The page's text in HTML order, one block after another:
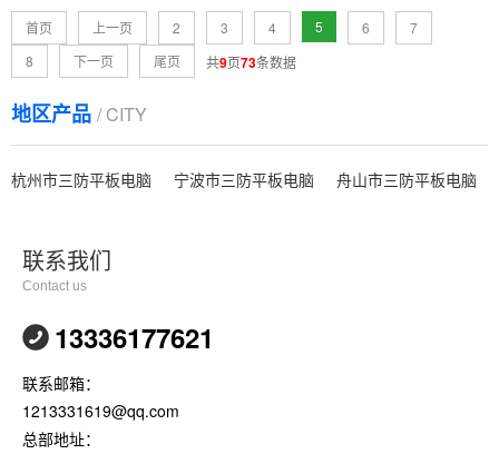
首页 上一页 2 3 4 5 6
7
8
下一页 尾页 共9页73条数据
地区产品 / CITY
杭州市三防平板电脑 宁波市三防平板电脑 舟山市三防平板电脑
联系我们
Contact us
13336177621
联系邮箱：
1213331619@qq.com
总部地址：